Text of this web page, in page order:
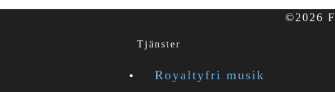
©2026
Tjänster
Royaltyfri musik